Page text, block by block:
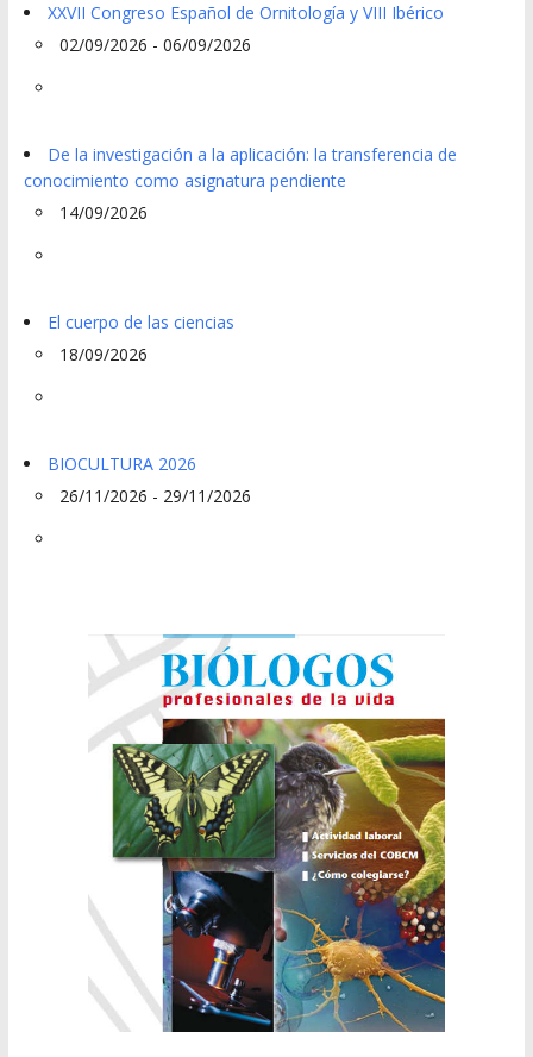
XXVII Congreso Español de Ornitología y VIII Ibérico
02/09/2026 - 06/09/2026
De la investigación a la aplicación: la transferencia de
conocimiento como asignatura pendiente
14/09/2026
El cuerpo de las ciencias
18/09/2026
BIOCULTURA 2026
26/11/2026 - 29/11/2026